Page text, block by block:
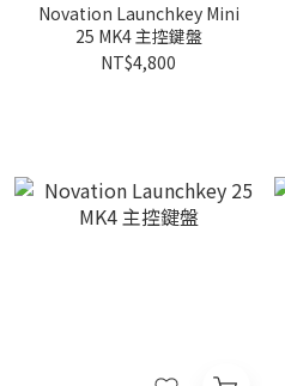
Novation Launchkey Mini
25 MK4 主控鍵盤
NT$4,800